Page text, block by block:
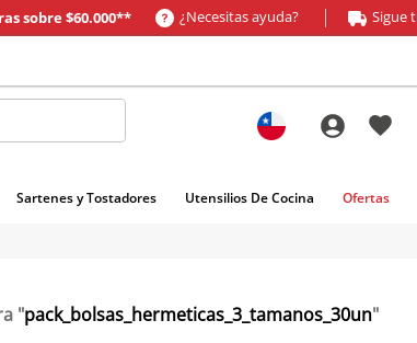
sobre $60.000** ¿Necesitas ayuda? Sigue
Sartenes y Tostadores Utensilios De Cocina Ofertas
"pack_bolsas_hermeticas_3_tamanos_30un"